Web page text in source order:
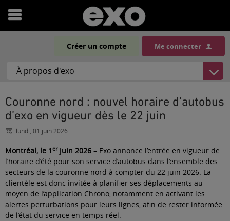
Ouvrir
menu
Créer un compte Me connecter
Couronne nord : nouvel horaire d’autobus
d’exo en vigueur dès le 22 juin
lundi, 01 juin 2026
Montréal, le 1erjuin 2026 – Exo annonce l’entrée en vigueur de
l’horaire d’été pour son service d’autobus dans l’ensemble des
secteurs de la couronne nord à compter du 22 juin 2026. La
clientèle est donc invitée à planifier ses déplacements au
moyen de l’application Chrono, notamment en activant les
alertes perturbations pour leurs lignes, afin de rester informée
de l’état du service en temps réel.